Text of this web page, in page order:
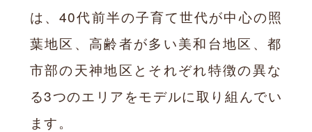
は、40代前半の子育て世代が中心の照
葉地区、高齢者が多い美和台地区、都
市部の天神地区とそれぞれ特徴の異な
る3つのエリアをモデルに取り組んでい
ます。